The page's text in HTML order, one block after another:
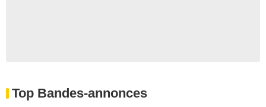
Top Bandes-annonces